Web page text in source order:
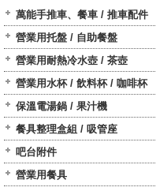
萬能手推車、餐車 / 推車配件
營業用托盤 / 自助餐盤
營業用耐熱冷水壺 / 茶壺
營業用水杯 / 飲料杯 / 咖啡杯
保溫電湯鍋 / 果汁機
餐具整理盒組 / 吸管座
吧台附件
營業用餐具